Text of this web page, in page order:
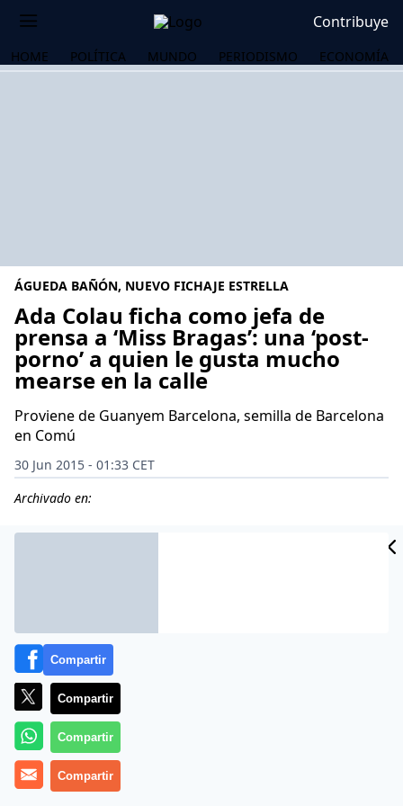
Contribuye
HOME POLÍTICA MUNDO PERIODISMO ECONOMÍA
ÁGUEDA BAÑÓN, NUEVO FICHAJE ESTRELLA
Ada Colau ficha como jefa de
prensa a ‘Miss Bragas’: una ‘post-
porno’ a quien le gusta mucho
mearse en la calle
Proviene de Guanyem Barcelona, semilla de Barcelona
en Comú
30 Jun 2015 - 01:33 CET
Archivado en:
La alcaldesa Ada Colau riza el rizo.
Compartir
Compartir
Compartir
Compartir